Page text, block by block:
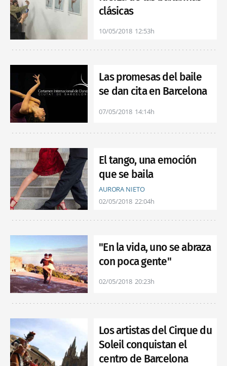
clásicas
10/05/2018 12:53h
Las promesas del baile
se dan cita en Barcelona
07/05/2018 14:14h
El tango, una emoción
que se baila
AURORA NIETO
02/05/2018 22:04h
"En la vida, uno se abraza
con poca gente"
02/05/2018 20:23h
Los artistas del Cirque du
Soleil conquistan el
centro de Barcelona